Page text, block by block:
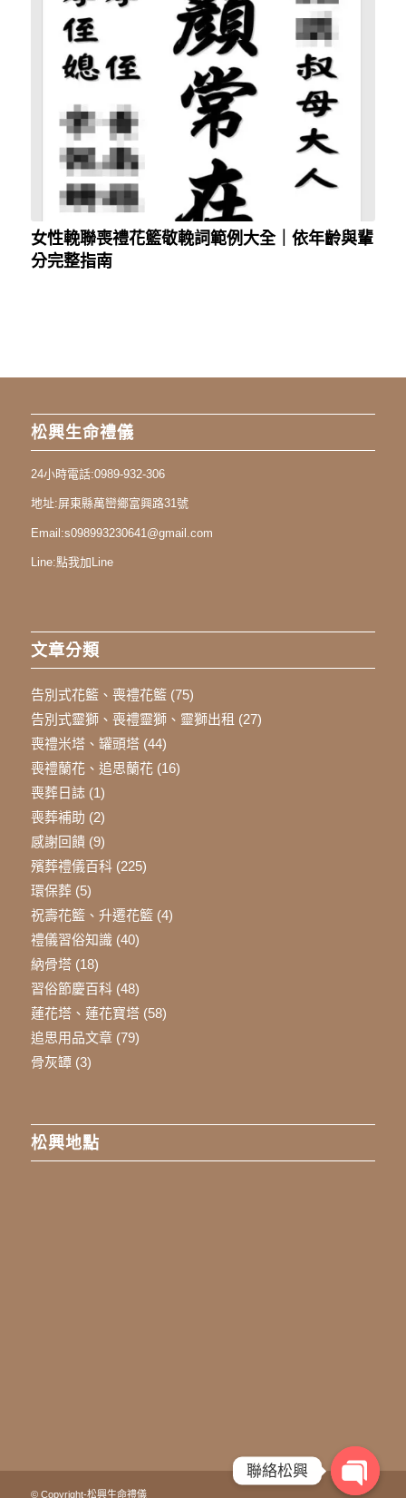
女性輓聯喪禮花籃敬輓詞範例大全｜依年齡與輩
分完整指南
松興生命禮儀
24小時電話:0989-932-306
地址:屏東縣萬巒鄉富興路31號
Email:s098993230641@gmail.com
Line:點我加Line
文章分類
告別式花籃、喪禮花籃(75)
告別式靈獅、喪禮靈獅、靈獅出租 (27)
喪禮米塔、罐頭塔(44)
喪禮蘭花、追思蘭花(16)
喪葬日誌(1)
喪葬補助 (2)
感謝回饋(9)
殯葬禮儀百科(225)
環保葬(5)
祝壽花籃、升遷花籃(4)
禮儀習俗知識(40)
納骨塔(18)
習俗節慶百科(48)
蓮花塔、蓮花寶塔(58)
追思用品文章(79)
骨灰罈(3)
松興地點
© Copyright-松興生命禮儀
聯絡松興